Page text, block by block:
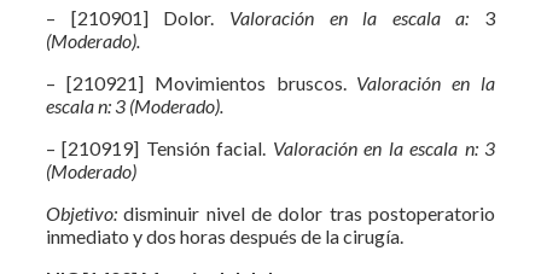
– [210901] Dolor. Valoración en la escala a: 3
(Moderado).
– [210921] Movimientos bruscos. Valoración en la
escala n: 3 (Moderado).
– [210919] Tensión facial. Valoración en la escala n: 3
(Moderado)
Objetivo:disminuir nivel de dolor tras postoperatorio
inmediato y dos horas después de la cirugía.